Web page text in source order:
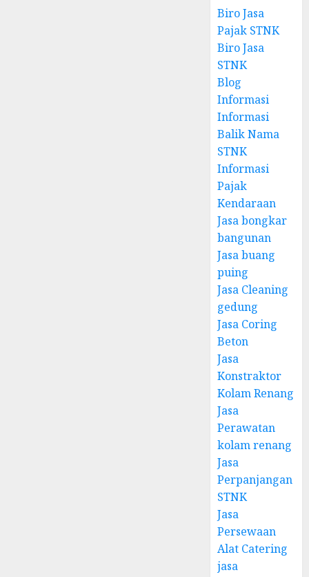
Biro Jasa
Pajak STNK
Biro Jasa
STNK
Blog
Informasi
Informasi
Balik Nama
STNK
Informasi
Pajak
Kendaraan
Jasa bongkar
bangunan
Jasa buang
puing
Jasa Cleaning
gedung
Jasa Coring
Beton
Jasa
Konstraktor
Kolam Renang
Jasa
Perawatan
kolam renang
Jasa
Perpanjangan
STNK
Jasa
Persewaan
Alat Catering
jasa